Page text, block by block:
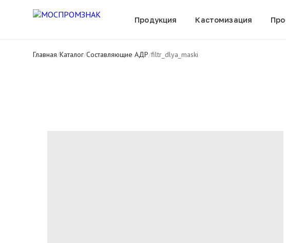
Продукция Кастомизация
Главная/Каталог/Составляющие АДР/filtr_dlya_maski
Все товары